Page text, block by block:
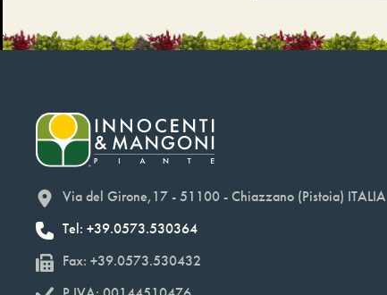
Via del Girone,17 - 51100 - Chiazzano (Pistoia) ITALIA
Tel: +39.0573.530364
Fax: +39.0573.530432